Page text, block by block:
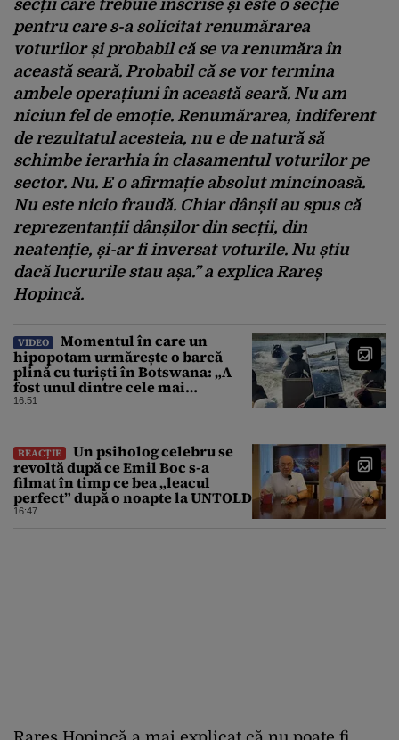
secții care trebuie înscrise și este o secție
pentru care s-a solicitat renumărarea
voturilor și probabil că se va renumăra în
această seară. Probabil că se vor termina
ambele operațiuni în această seară. Nu am
niciun fel de emoție. Renumărarea, indiferent
de rezultatul acesteia, nu e de natură să
schimbe ierarhia în clasamentul voturilor pe
sector. Nu. E o afirmație absolut mincinoasă.
Nu este nicio fraudă. Chiar dânșii au spus că
reprezentanții dânșilor din secții, din
neatenție, și-ar fi inversat voturile. Nu știu
dacă lucrurile stau așa.” a explica Rareș
Hopincă.
VIDEO
Momentul în care un
hipopotam urmărește o barcă
plină cu turiști în Botswana: „A
fost unul dintre cele mai
înfricoșătoare momente”
16:51
REACȚIE
Un psiholog celebru se
revoltă după ce Emil Boc s-a
filmat în timp ce bea „leacul
perfect” după o noapte la UNTOLD
16:47